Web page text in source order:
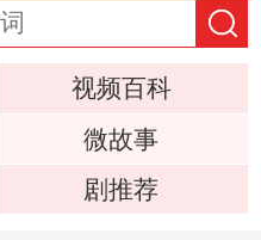
视频百科
微故事
剧推荐